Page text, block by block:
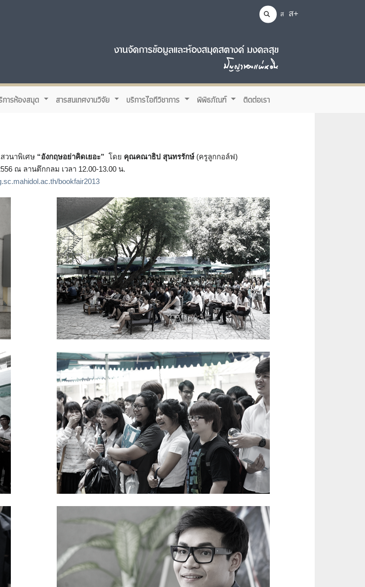
ส ส+
การห้องสมุด สารสนเทศงานวิจัย บริการไอทีวิชาการ พิพิธภัณฑ์ ติดต่อเรา
วนาพิเศษ “อังกฤษอย่าคิดเยอะ” โดย คุณคณาธิป สุนทรรักษ์ (ครูลูกกอล์ฟ)
ณ ลานตึกกลม เวลา 12.00-13.00 น.
bookfair2013